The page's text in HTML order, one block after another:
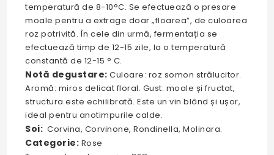
temperatură de 8-10°C. Se efectuează o presare
moale pentru a extrage doar „floarea”, de culoarea
roz potrivită. În cele din urmă, fermentația se
efectuează timp de 12-15 zile, la o temperatură
constantă de 12-15 ° C.
Notă degustare: Culoare: roz somon strălucitor.
Aromă: miros delicat floral. Gust: moale și fructat,
structura este echilibrată. Este un vin blând și ușor,
ideal pentru anotimpurile calde.
Soi: Corvina, Corvinone, Rondinella, Molinara.
Categorie: Rose